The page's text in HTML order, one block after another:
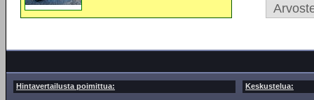
Hintavertailusta poimittua: Keskustelua: